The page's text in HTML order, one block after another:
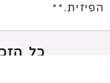
הפיזית.**
כל